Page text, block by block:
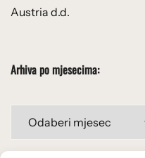
Austria d.d.
Arhiva po mjesecima:
mjesecima: